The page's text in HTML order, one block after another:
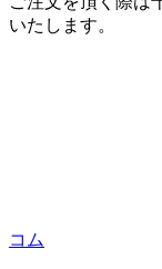
いたします。
コム